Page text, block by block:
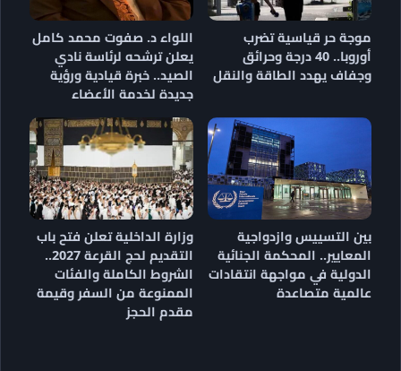
موجة حر قياسية تضرب
أوروبا.. 40 درجة وحرائق
وجفاف يهدد الطاقة والنقل
اللواء د. صفوت محمد كامل
يعلن ترشحه لرئاسة نادي
الصيد.. خبرة قيادية ورؤية
جديدة لخدمة الأعضاء
بين التسييس وازدواجية
المعايير.. المحكمة الجنائية
الدولية في مواجهة انتقادات
عالمية متصاعدة
وزارة الداخلية تعلن فتح باب
التقديم لحج القرعة 2027..
الشروط الكاملة والفئات
الممنوعة من السفر وقيمة
مقدم الحجز